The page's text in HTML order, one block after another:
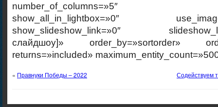
number_of_columns=»5″
show_all_in_lightbox=»0″
show_slideshow_link=»0″
слайдшоу]» order_by=»sortorder»
returns=»included»
« Правнуки Победы – 2022 Содействуем